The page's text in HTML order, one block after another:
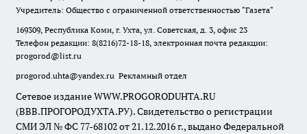
Учредитель: Общество с ограниченной ответственностью "Газета"
169309, Республика Коми, г. Ухта, ул. Советская, д. 3, офис 23
Телефон редакции: 8(8216)72-18-18, электронная почта редакции:
progorod@list.ru
progorod.uhta@yandex.ru Рекламный отдел
Сетевое издание WWW.PROGORODUHTA.RU
(ВВВ.ПРОГОРОДУХТА.РУ). Свидетельство о регистрации
СМИ ЭЛ № ФС 77-68102 от 21.12.2016 г., выдано Федеральной